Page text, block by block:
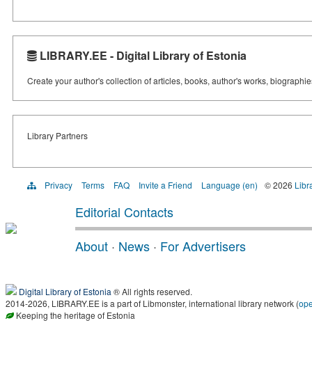
LIBRARY.EE - Digital Library of Estonia
Create your author's collection of articles, books, author's works,
Library Partners
Privacy Terms FAQ Invite a Friend Language (en) © 2026
Editorial Contacts
About · News · For Advertisers
Digital Library of Estonia ® All rights reserved.
2014-2026, LIBRARY.EE is a part of Libmonster, international library network (
Keeping the heritage of Estonia